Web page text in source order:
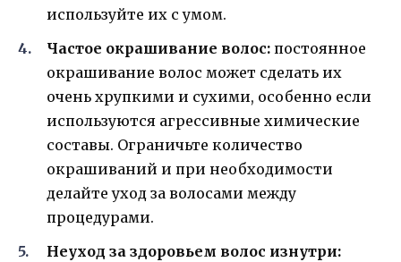
используйте их с умом.
Частое окрашивание волос: постоянное
окрашивание волос может сделать их
очень хрупкими и сухими, особенно если
используются агрессивные химические
составы. Ограничьте количество
окрашиваний и при необходимости
делайте уход за волосами между
процедурами.
Неуход за здоровьем волос изнутри: